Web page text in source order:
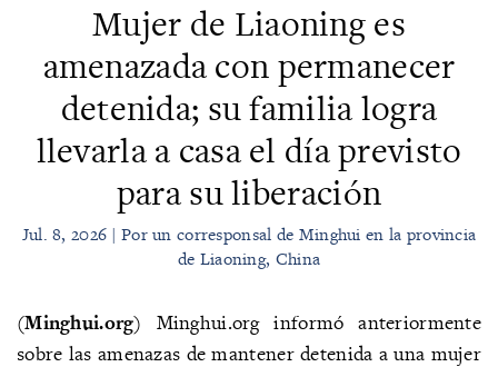
Mujer de Liaoning es
amenazada con permanecer
detenida; su familia logra
llevarla a casa el día previsto
para su liberación
Jul. 8, 2026 | Por un corresponsal de Minghui en la provincia
de Liaoning, China
(Minghui.org) Minghui.org informó anteriormente
sobre las amenazas de mantener detenida a una mujer